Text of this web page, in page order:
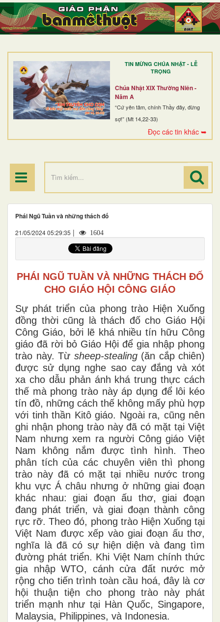
TIN MỪNG CHÚA NHẬT - LỄ
TRỌNG
Chúa Nhật XIX Thường Niên -
Năm A
“Cứ yên tâm, chính Thầy đây, đừng
sợ!” (Mt 14,22-33)
Đọc các tin khác ➥
TRANG NHẤT
GIỚI THIỆU
DÒNG TU
BAN MỤC VỤ
ĐOÀN THỂ CG
Phái Ngũ Tuần và những thách đố
21/05/2024 05:29:35 | 1604
PHÁI NGŨ TUẦN VÀ NHỮNG THÁCH ĐỐ
CHO GIÁO HỘI CÔNG GIÁO
Sự phát triển của phong trào Hiện Xuống
đồng thời cũng là thách đố cho Giáo Hội
Công Giáo, bởi lẽ khá nhiều tín hữu Công
giáo đã rời bỏ Giáo Hội để gia nhập phong
trào này. Từ sheep-stealing(ăn cắp chiên)
được sử dụng nghe sao cay đắng và xót
xa cho dẫu phản ánh khá trung thực cách
thế mà phong trào này áp dụng để lôi kéo
tín đồ, những cách thế không mấy phù hợp
với tinh thần Kitô giáo. Ngoài ra, cũng nên
ghi nhận phong trào này đã có mặt tại Việt
Nam nhưng xem ra người Công giáo Việt
Nam không nắm được tình hình. Theo
phân tích của các chuyên viên thì phong
trào này đã có mặt tại nhiều nước trong
khu vực Á châu nhưng ở những giai đoạn
khác nhau: giai đoạn ấu thơ, giai đoạn
đang phát triển, và giai đoạn thành công
rực rỡ. Theo đó, phong trào Hiện Xuống tại
Việt Nam được xếp vào giai đoạn ấu thơ,
nghĩa là đã có sự hiện diện và đang tìm
đường phát triển. Khi Việt Nam chính thức
gia nhập WTO, cánh cửa đất nước mở
rộng cho tiến trình toàn cầu hoá, đây là cơ
hội thuận tiện cho phong trào này phát
triển mạnh như tại Hàn Quốc, Singapore,
Malaysia, Philippines, và Indonesia.